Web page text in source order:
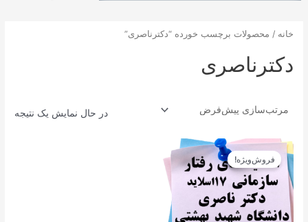
خانه / محصولات برچسب خورده “دکترناصری”
دکترناصری
در حال نمایش یک نتیجه
فروش‌ویژه!
قیمت
اصلی
12.900تومان
بود.
قیمت
فعلی
11.610تومان
است.